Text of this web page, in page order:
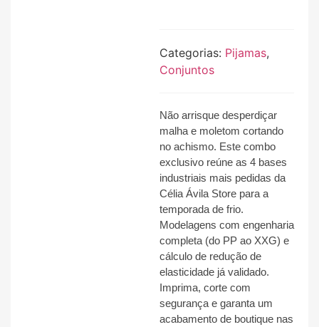
Categorias: Pijamas,
Conjuntos
Não arrisque desperdiçar
malha e moletom cortando
no achismo. Este combo
exclusivo reúne as 4 bases
industriais mais pedidas da
Célia Ávila Store para a
temporada de frio.
Modelagens com engenharia
completa (do PP ao XXG) e
cálculo de redução de
elasticidade já validado.
Imprima, corte com
segurança e garanta um
acabamento de boutique nas